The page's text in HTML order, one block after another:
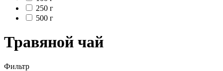
250 г
500 г
Травяной чай
Фильтр